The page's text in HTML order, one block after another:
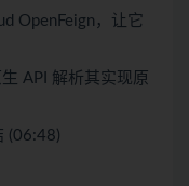
OpenFeign，让它
API 解析其实现原
(06:48)